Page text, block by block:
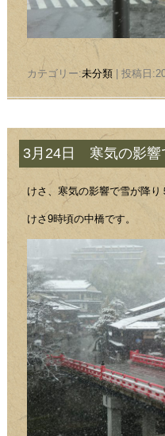
カテゴリー:未分類| 投稿日
3月24日 寒気の影響
けさ、寒気の影響で雪が降り
けさ9時頃の中橋です。